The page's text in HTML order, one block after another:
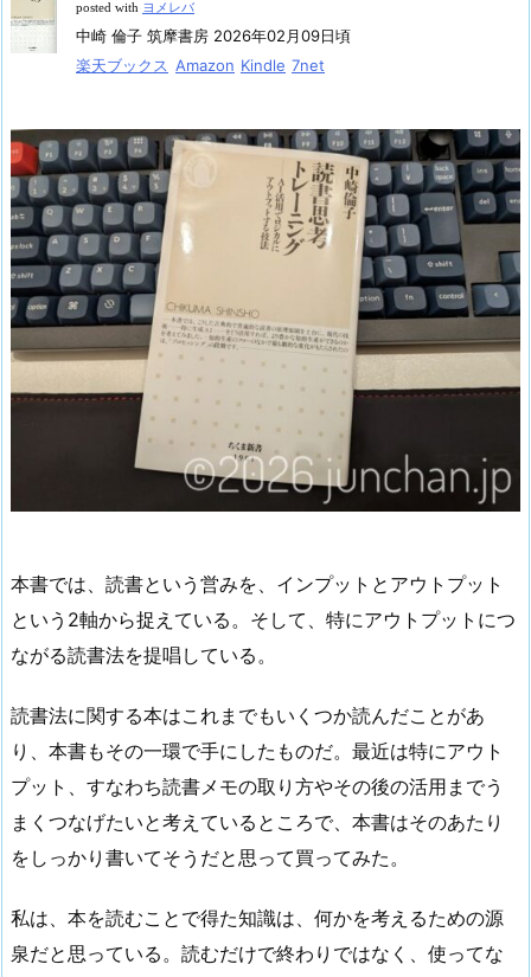
posted with ヨメレバ
中崎 倫子 筑摩書房 2026年02月09日頃
楽天ブックス Amazon Kindle 7net
本書では、読書という営みを、インプットとアウトプット
という2軸から捉えている。そして、特にアウトプットにつ
ながる読書法を提唱している。
読書法に関する本はこれまでもいくつか読んだことがあ
り、本書もその一環で手にしたものだ。最近は特にアウト
プット、すなわち読書メモの取り方やその後の活用までう
まくつなげたいと考えているところで、本書はそのあたり
をしっかり書いてそうだと思って買ってみた。
私は、本を読むことで得た知識は、何かを考えるための源
泉だと思っている。読むだけで終わりではなく、使ってな